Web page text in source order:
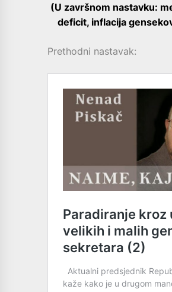
(U završnom nastavku:
deficit, inflacija
Prethodni nastavak: